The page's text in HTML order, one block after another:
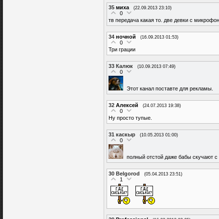
35 миха (22.09.2013 23:10)
0
тв передача какая то. две девки с
34 ночной (16.09.2013 01:53)
0
Три грации
33 Калюк (10.09.2013 07:49)
0
Этот канал поставте для рекламы.
32 Алексей (24.07.2013 19:38)
0
Ну просто тупые.
31 каскыр (10.05.2013 01:00)
0
полный отстой даже бабы скучают с
30 Belgorod (05.04.2013 23:51)
1